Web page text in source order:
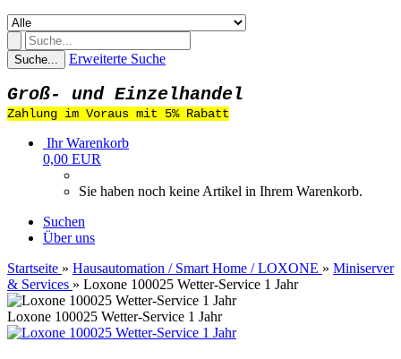
Suche... Erweiterte Suche
Groß- und Einzelhandel
Zahlung im Voraus mit 5% Rabatt
Ihr Warenkorb
0,00 EUR
Sie haben noch keine Artikel in Ihrem Warenkorb.
Suchen
Über uns
Startseite » Hausautomation / Smart Home / LOXONE » Miniserver
& Services » Loxone 100025 Wetter-Service 1 Jahr
Loxone 100025 Wetter-Service 1 Jahr